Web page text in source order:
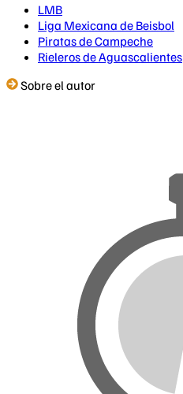
LMB
Liga Mexicana de Beisbol
Piratas de Campeche
Rieleros de Aguascalientes
Sobre el autor